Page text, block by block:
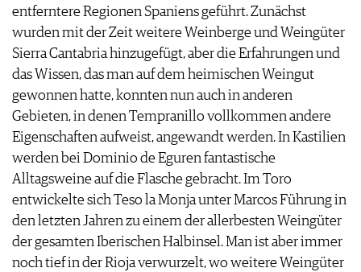
entferntere Regionen Spaniens geführt. Zunächst
wurden mit der Zeit weitere Weinberge und Weingüter
Sierra Cantabria hinzugefügt, aber die Erfahrungen und
das Wissen, das man auf dem heimischen Weingut
gewonnen hatte, konnten nun auch in anderen
Gebieten, in denen Tempranillo vollkommen andere
Eigenschaften aufweist, angewandt werden. In Kastilien
werden bei Dominio de Eguren fantastische
Alltagsweine auf die Flasche gebracht. Im Toro
entwickelte sich Teso la Monja unter Marcos Führung in
den letzten Jahren zu einem der allerbesten Weingüter
der gesamten Iberischen Halbinsel. Man ist aber immer
noch tief in der Rioja verwurzelt, wo weitere Weingüter